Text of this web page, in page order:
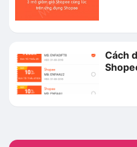
Cách